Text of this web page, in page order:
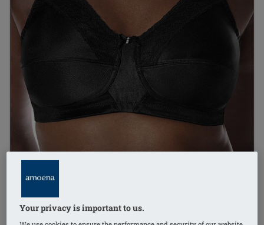
Your privacy is important to us.